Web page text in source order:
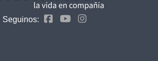
Seguinos: